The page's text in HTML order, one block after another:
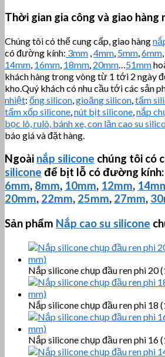
Thời gian gia công và giao hàng
Chúng tôi có thể cung cấp, giao hàng
có đường kính: 3mm 4mm 5mm 6mm
14mm 16mm 18mm 20mm 51mm
khách hàng trong vòng từ 1 tới 2 ngày
kho.Quý khách có nhu cầu tới các sản
nhiệt: ống silicon gioăng silicon tấm
tấm xốp silicone nút bịt silicone nắp
bọc lô, rulô, bánh xe, con lăn cao su
báo giá và đặt hàng.
Ngoài nắp silicone chúng tôi có
silicone để bịt lỗ có đường kính:
6mm, 8mm, 10mm, 12mm,
20mm, 22mm, 25mm, 27mm,
Sản phẩm Nắp cao su silicone
Nắp silicone chụp đầu ren phi 20
Nắp silicone chụp đầu ren phi 18
Nắp silicone chụp đầu ren phi 16